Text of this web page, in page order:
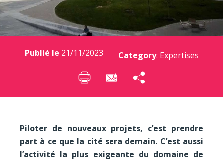
Publié le 21/11/2023 Category: Expertises
Piloter de nouveaux projets, c’est prendre
part à ce que la cité sera demain. C’est aussi
l’activité la plus exigeante du domaine de